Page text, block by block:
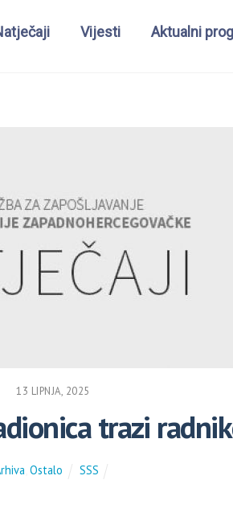
Vijesti Aktualni
13 LIPNJA, 2025
trazi
,Ostalo SSS